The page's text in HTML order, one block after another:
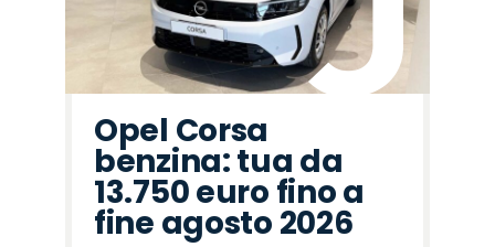
Opel Corsa
benzina: tua da
13.750 euro fino a
fine agosto 2026